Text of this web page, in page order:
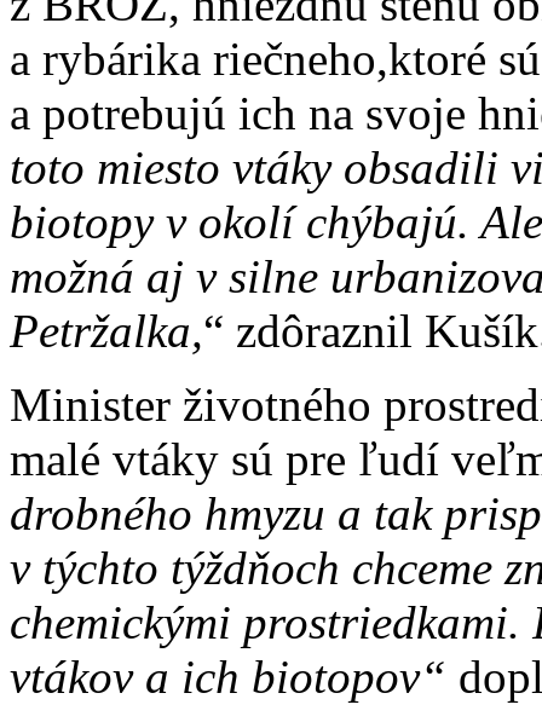
a rybárika riečneho,ktoré
a potrebujú ich na svoje
toto miesto vtáky obsadili
biotopy v okolí chýbajú.
možná aj v silne
Petržalka,“ zdôraznil
Minister životného
malé vtáky sú pre ľudí
drobného hmyzu a tak
v týchto týždňoch chceme
chemickými
vtákov a ich biotopov“